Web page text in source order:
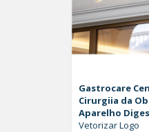
Gastrocare
Cirurgiia da
Aparelho
Vetorizar Logo